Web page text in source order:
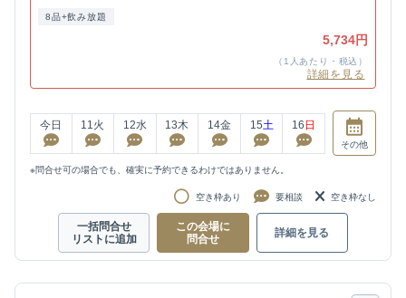
8品+飲み放題
5,734円
（1人あたり・税込）
詳細を見る
今日 11火 12水 13木 14金 15土 16 日
その他
※問合せ可の場合でも、確実に予約できるわけではありません。
空き枠あり 要相談 空き枠なし
一括問合せ
リストに追加
この会場に
問合せ
詳細を見る